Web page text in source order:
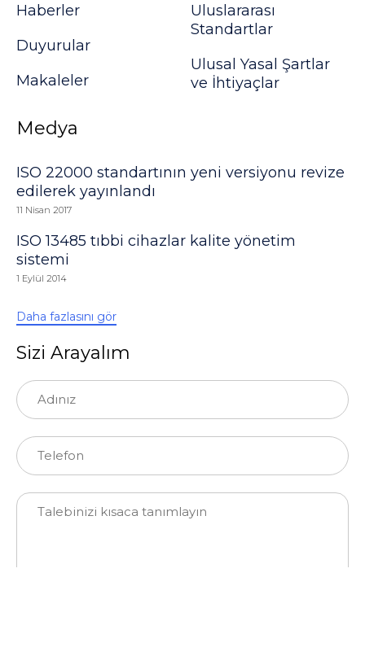
Haberler
Duyurular
Makaleler
Uluslararası
Standartlar
Ulusal Yasal Şartlar
ve İhtiyaçlar
Medya
ISO 22000 standartının yeni versiyonu revize
edilerek yayınlandı
11 Nisan 2017
ISO 13485 tıbbi cihazlar kalite yönetim
sistemi
1 Eylül 2014
Daha fazlasını gör
Sizi Arayalım